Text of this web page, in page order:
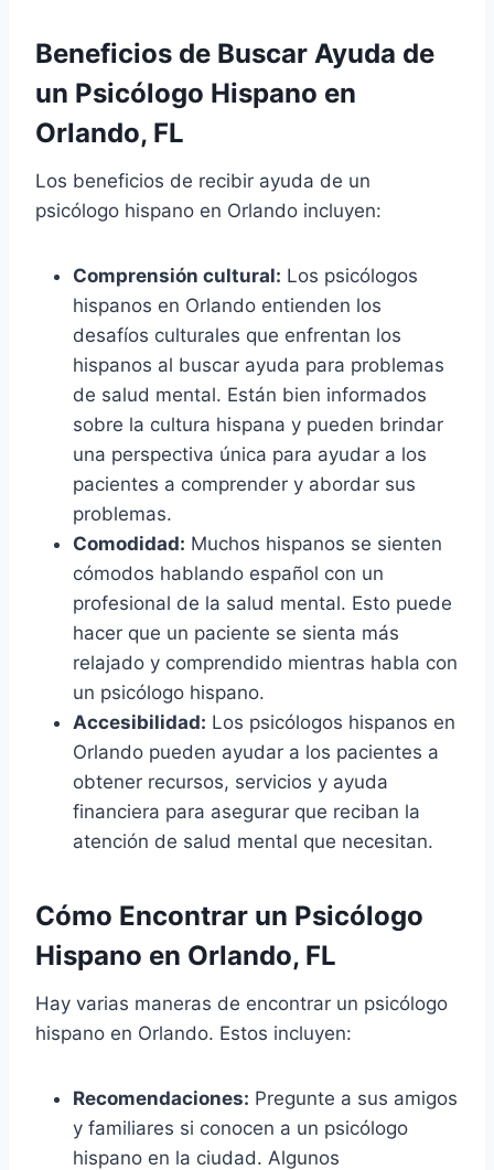
Beneficios de Buscar Ayuda de
un Psicólogo Hispano en
Orlando, FL
Los beneficios de recibir ayuda de un
psicólogo hispano en Orlando incluyen:
Comprensión cultural: Los psicólogos
hispanos en Orlando entienden los
desafíos culturales que enfrentan los
hispanos al buscar ayuda para problemas
de salud mental. Están bien informados
sobre la cultura hispana y pueden brindar
una perspectiva única para ayudar a los
pacientes a comprender y abordar sus
problemas.
Comodidad: Muchos hispanos se sienten
cómodos hablando español con un
profesional de la salud mental. Esto puede
hacer que un paciente se sienta más
relajado y comprendido mientras habla con
un psicólogo hispano.
Accesibilidad: Los psicólogos hispanos en
Orlando pueden ayudar a los pacientes a
obtener recursos, servicios y ayuda
financiera para asegurar que reciban la
atención de salud mental que necesitan.
Cómo Encontrar un Psicólogo
Hispano en Orlando, FL
Hay varias maneras de encontrar un psicólogo
hispano en Orlando. Estos incluyen:
Recomendaciones: Pregunte a sus amigos
y familiares si conocen a un psicólogo
hispano en la ciudad. Algunos